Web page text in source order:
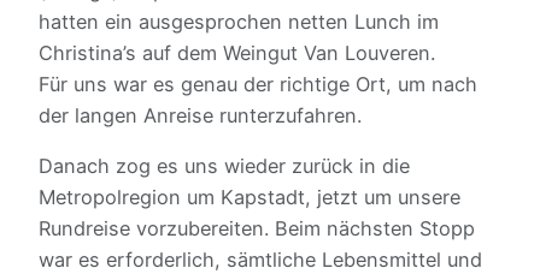
hatten ein ausgesprochen netten Lunch im
Christina’s auf dem Weingut Van Louveren.
Für uns war es genau der richtige Ort, um nach
der langen Anreise runterzufahren.
Danach zog es uns wieder zurück in die
Metropolregion um Kapstadt, jetzt um unsere
Rundreise vorzubereiten. Beim nächsten Stopp
war es erforderlich, sämtliche Lebensmittel und